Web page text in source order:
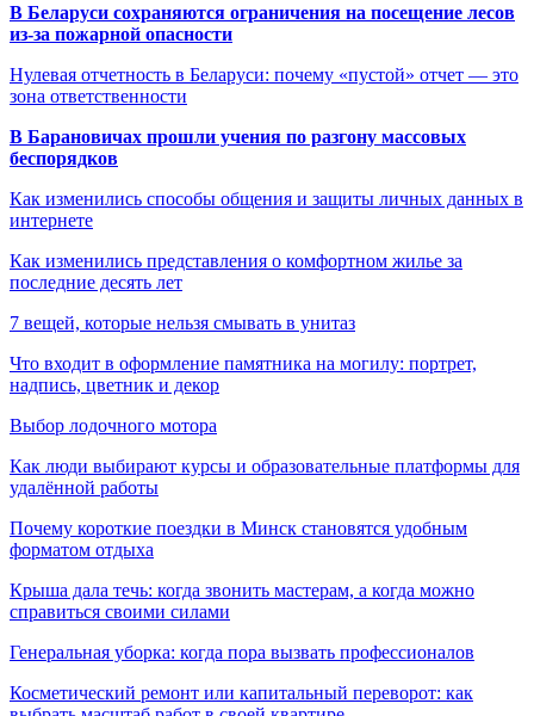
В Беларуси сохраняются ограничения на посещение лесов
из-за пожарной опасности
Нулевая отчетность в Беларуси: почему «пустой» отчет — это
зона ответственности
В Барановичах прошли учения по разгону массовых
беспорядков
Как изменились способы общения и защиты личных данных в
интернете
Как изменились представления о комфортном жилье за
последние десять лет
7 вещей, которые нельзя смывать в унитаз
Что входит в оформление памятника на могилу: портрет,
надпись, цветник и декор
Выбор лодочного мотора
Как люди выбирают курсы и образовательные платформы для
удалённой работы
Почему короткие поездки в Минск становятся удобным
форматом отдыха
Крыша дала течь: когда звонить мастерам, а когда можно
справиться своими силами
Генеральная уборка: когда пора вызвать профессионалов
Косметический ремонт или капитальный переворот: как